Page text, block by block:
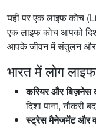
यहीं पर एक लाइफ कोच
एक लाइफ कोच आपको
आपके जीवन में संतुलन और
भारत में लोग
करियर और
दिशा पाना, नौकरी
स्ट्रेस मैनेजमेंट और